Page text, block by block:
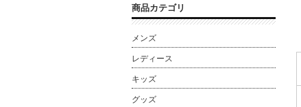
商品カテゴリ
メンズ
レディース
キッズ
グッズ